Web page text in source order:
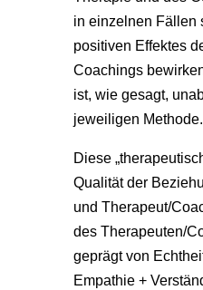
in einzelnen Fällen
positiven Effektes
Coachings
ist, wie gesagt,
jeweiligen Methode.
Diese
Qualität der
und Therapeut/
des Therapeuten/
geprägt von
Empathie +